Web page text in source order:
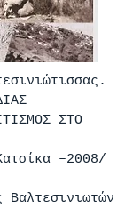
ΣΤΟ
–2008/
Βαλτεσινιωτών